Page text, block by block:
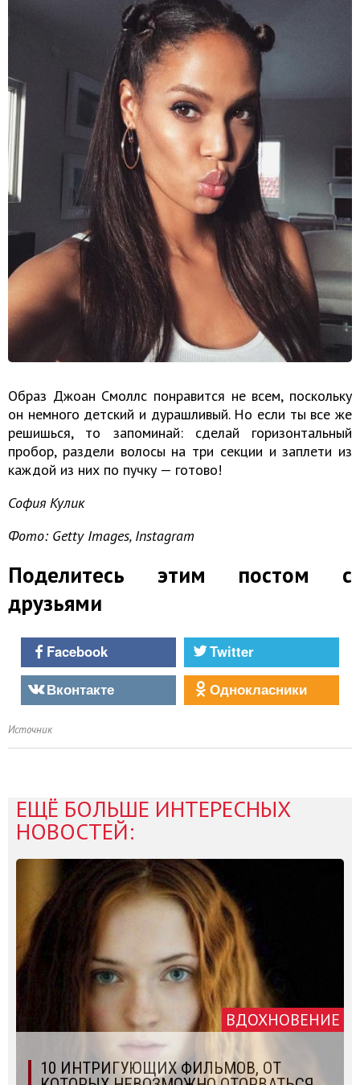
Образ Джоан Смоллс понравится не всем, поскольку
он немного детский и дурашливый. Но если ты все же
решишься, то запоминай: сделай горизонтальный
пробор, раздели волосы на три секции и заплети из
каждой из них по пучку — готово!
София Кулик
Фото: Getty Images, Instagram
Поделитесь этим постом с
друзьями
Facebook
Twitter
Вконтакте
Однокласники
Источник
ЕЩЁ БОЛЬШЕ ИНТЕРЕСНЫХ
НОВОСТЕЙ:
ВДОХНОВЕНИЕ
10 ИНТРИГУЮЩИХ ФИЛЬМОВ, ОТ